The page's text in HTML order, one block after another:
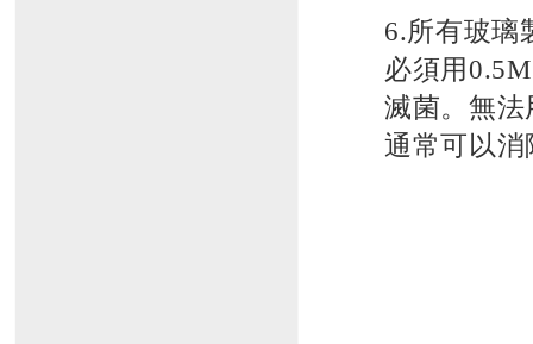
6.所有玻璃
必須用
滅菌。無法
通常可以